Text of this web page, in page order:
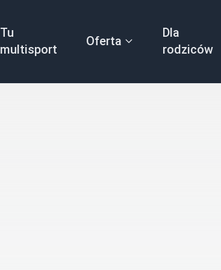
Tu
multisport
Oferta
Dla
rodziców